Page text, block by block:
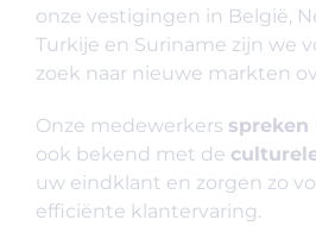
onze vestigingen in België,
Turkije en Suriname zijn we
zoek naar nieuwe markten
Onze medewerkers spreken
ook bekend met de
uw eindklant en zorgen zo
efficiënte klantervaring.